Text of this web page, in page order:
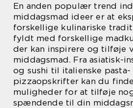
En anden populær trend
middagsmad ideer er at
forskellige kulinariske
fyldt med forskellige
der kan inspirere og tilføje
middagsmad. Fra asiatisk-
og sushi til italienske pasta-
pizzaopskrifter kan du
muligheder for at tilføje
spændende til din